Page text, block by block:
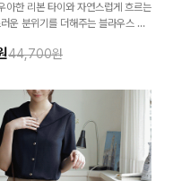
아한 리본 타이와 자연스럽게 흐르는
운 분위기를 더해주는 블라우스 🤎
되게 즐기기 좋아요
44,700원